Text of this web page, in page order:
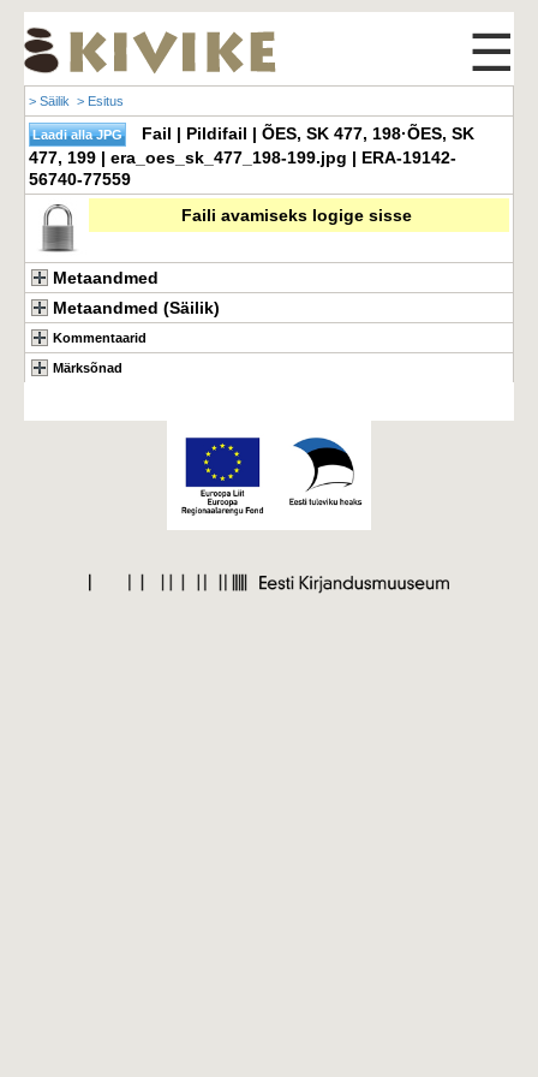
☰
> Säilik > Esitus
Fail | Pildifail | ÕES, SK 477, 198·ÕES, SK
477, 199 | era_oes_sk_477_198-199.jpg | ERA-19142-
56740-77559
Faili avamiseks logige sisse
Metaandmed
Metaandmed (Säilik)
Kommentaarid
Märksõnad